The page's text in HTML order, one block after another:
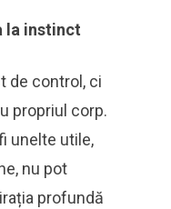
la instinct
de control, ci
propriul corp.
unelte utile,
nu pot
profundă